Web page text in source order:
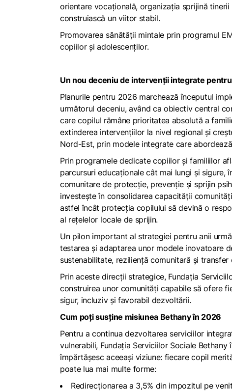
orientare vocațională, organizația sprijină
construiască un viitor stabil.
Promovarea sănătății mintale prin programul
copiilor și adolescenților.
Un nou deceniu de intervenții integrate
Planurile pentru 2026 marchează începutul
următorul deceniu, având ca obiectiv central
care copilul rămâne prioritatea absolută a
extinderea intervențiilor la nivel regional și
Nord-Est, prin modele integrate care
Prin programele dedicate copiilor și familiilor
parcursuri educaționale cât mai lungi și sigure,
comunitare de protecție, prevenție și sprijin
investește în consolidarea capacității
astfel încât protecția copilului să devină o
al rețelelor locale de sprijin.
Un pilon important al strategiei pentru anii
testarea și adaptarea unor modele inovatoare
sustenabilitate, reziliență comunitară și
Prin aceste direcții strategice, Fundația
construirea unor comunități capabile să ofere
sigur, incluziv și favorabil dezvoltării.
Cum poți susține misiunea Bethany în 2026
Pentru a continua dezvoltarea serviciilor
vulnerabili, Fundația Serviciilor Sociale
împărtășesc aceeași viziune: fiecare copil
poate lua mai multe forme:
Redirecționarea a 3,5% din impozitul pe